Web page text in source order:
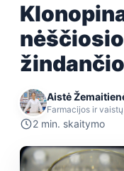
Aistė
Farmacijos ir
2 min. skaitymo